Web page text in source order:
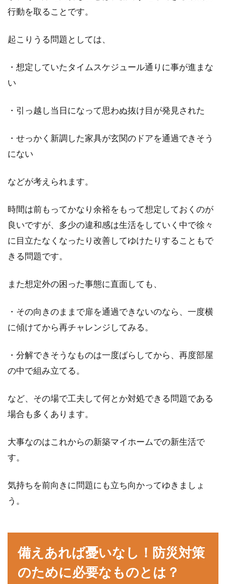
行動を取ることです。
起こりうる問題としては、
・想定していたタイムスケジュール通りに事が進まな
い
・引っ越し当日になって思わぬ抜け目が発見された
・せっかく新調した家具が玄関のドアを通過できそう
にない
などが考えられます。
時間は前もってかなり余裕をもって想定しておくのが
良いですが、多少の違和感は生活をしていく中で徐々
に目立たなくなったり改善してゆけたりすることもで
きる問題です。
また想定外の困った事態に直面しても、
・その向きのままで扉を通過できないのなら、一度横
に傾けてから再チャレンジしてみる。
・分解できそうなものは一度ばらしてから、再度部屋
の中で組み立てる。
など、その場で工夫して何とか対処できる問題である
場合も多くあります。
大事なのはこれからの新築マイホームでの新生活で
す。
気持ちを前向きに問題にも立ち向かってゆきましょ
う。
備えあれば憂いなし！防災対策
のために必要なものとは？